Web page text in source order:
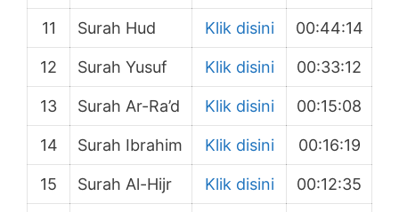
11 Surah Hud Klik disini 00:44:14
12 Surah Yusuf Klik disini 00:33:12
13 Surah Ar-Ra’d Klik disini 00:15:08
14 Surah Ibrahim Klik disini 00:16:19
15 Surah Al-Hijr Klik disini 00:12:35